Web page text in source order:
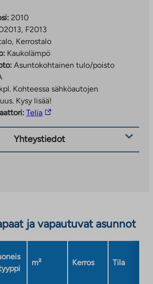
2010
F2013
Kerrostalo
Kaukolämpö
Asuntokohtainen tulo/poisto
Kohteessa sähköautojen
Kysy lisää!
TeliaLinkki
ulkopuoliseen
Yhteystiedot
ja vapautuvat asunnot
m² Kerros Tila